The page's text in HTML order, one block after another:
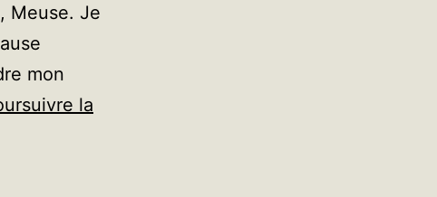
Meuse. Je
mon
la